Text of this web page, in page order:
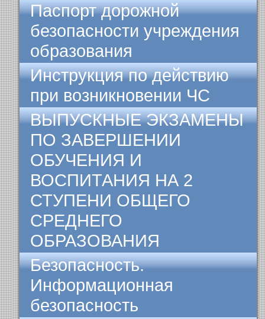
Паспорт дорожной
безопасности учреждения
образования
Инструкция по действию
при возникновении ЧС
ВЫПУСКНЫЕ ЭКЗАМЕНЫ
ПО ЗАВЕРШЕНИИ
ОБУЧЕНИЯ И
ВОСПИТАНИЯ НА 2
СТУПЕНИ ОБЩЕГО
СРЕДНЕГО
ОБРАЗОВАНИЯ
Безопасность.
Информационная
безопасность